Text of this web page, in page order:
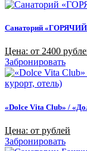
Санаторий
Цена: от 2400
Забронировать
«Dolce Vita Club» /
Цена: от рублей
Забронировать